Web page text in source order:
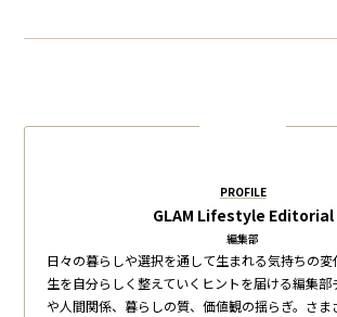
PROFILE
GLAM Lifestyle Editorial
編集部
日々の暮らしや選択を通して生まれる気持ちの変
生を自分らしく整えていくヒントを届ける編集部
や人間関係、暮らしの質、価値観の揺らぎ。さ